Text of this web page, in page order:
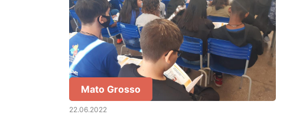
Mato Grosso
22.06.2022